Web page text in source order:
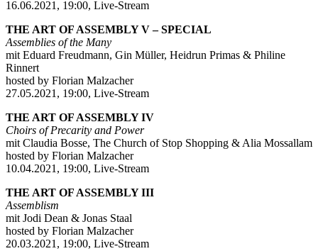
16.06.2021, 19:00, Live-Stream
THE ART OF ASSEMBLY V – SPECIAL
Assemblies of the Many
mit Eduard Freudmann, Gin Müller, Heidrun Primas & Philine
Rinnert
hosted by Florian Malzacher
27.05.2021, 19:00, Live-Stream
THE ART OF ASSEMBLY IV
Choirs of Precarity and Power
mit Claudia Bosse, The Church of Stop Shopping & Alia Mossallam
hosted by Florian Malzacher
10.04.2021, 19:00, Live-Stream
THE ART OF ASSEMBLY III
Assemblism
mit Jodi Dean & Jonas Staal
hosted by Florian Malzacher
20.03.2021, 19:00, Live-Stream